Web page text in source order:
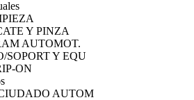
Y PINZA
AUTOMOT.
SOPORT Y EQU
ON
AUTOM